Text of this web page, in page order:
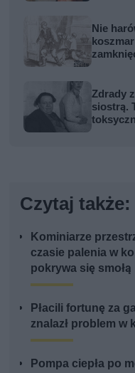
Nie
Zdrady
siostrą.
Czytaj także:
Kominiarze
czasie palenia w
pokrywa się smołą
Płacili fortunę za
znalazł problem w
Pompa ciepła po